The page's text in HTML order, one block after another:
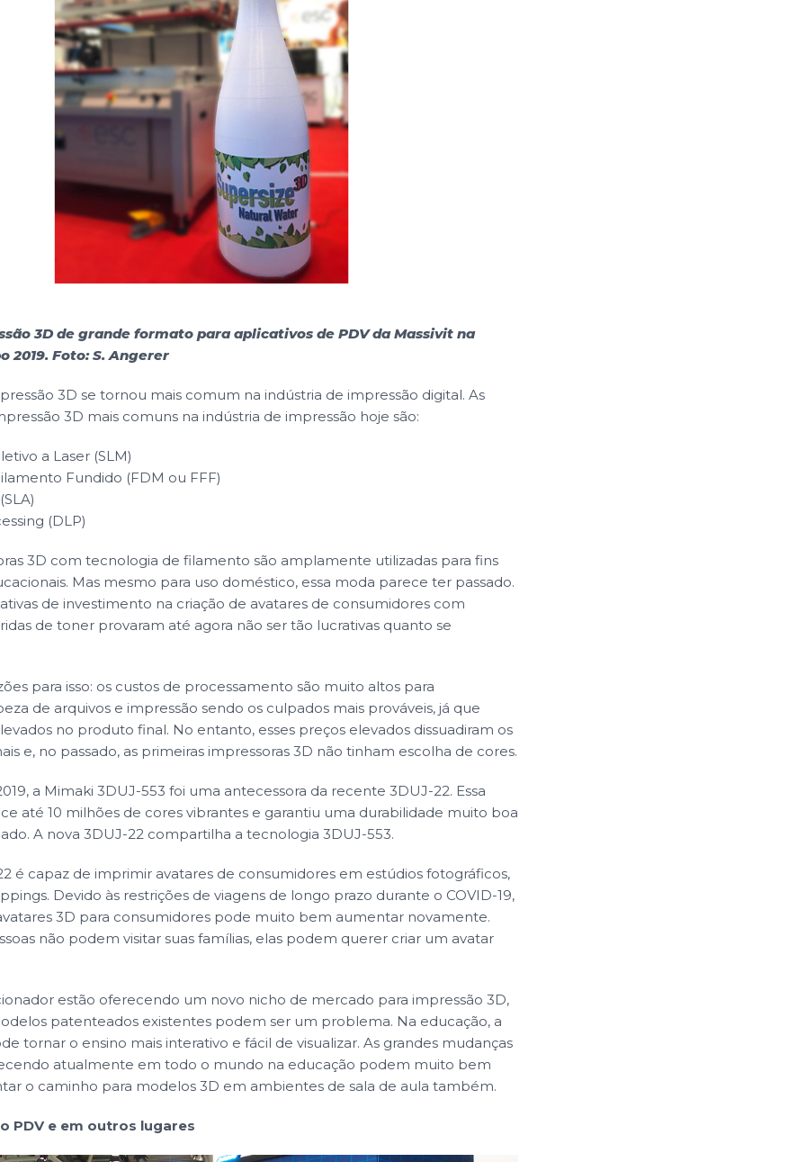
3D de grande formato para aplicativos de PDV da Massivit na
2019. Foto: S. Angerer
3D se tornou mais comum na indústria de impressão digital. As
3D mais comuns na indústria de impressão hoje são:
a Laser (SLM)
Fundido (FDM ou FFF)
(DLP)
3D com tecnologia de filamento são amplamente utilizadas para fins
Mas mesmo para uso doméstico, essa moda parece ter passado.
de investimento na criação de avatares de consumidores com
de toner provaram até agora não ser tão lucrativas quanto se
para isso: os custos de processamento são muito altos para
de arquivos e impressão sendo os culpados mais prováveis, já que
no produto final. No entanto, esses preços elevados dissuadiram os
e, no passado, as primeiras impressoras 3D não tinham escolha de cores.
a Mimaki 3DUJ-553 foi uma antecessora da recente 3DUJ-22. Essa
até 10 milhões de cores vibrantes e garantiu uma durabilidade muito boa
A nova 3DUJ-22 compartilha a tecnologia 3DUJ-553.
é capaz de imprimir avatares de consumidores em estúdios fotográficos,
Devido às restrições de viagens de longo prazo durante o COVID-19,
3D para consumidores pode muito bem aumentar novamente.
não podem visitar suas famílias, elas podem querer criar um avatar
estão oferecendo um novo nicho de mercado para impressão 3D,
patenteados existentes podem ser um problema. Na educação, a
tornar o ensino mais interativo e fácil de visualizar. As grandes mudanças
atualmente em todo o mundo na educação podem muito bem
o caminho para modelos 3D em ambientes de sala de aula também.
PDV e em outros lugares